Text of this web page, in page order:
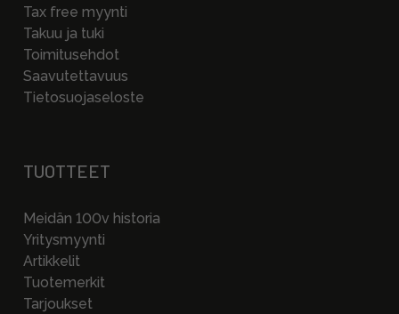
Tax free myynti
Takuu ja tuki
Toimitusehdot
Saavutettavuus
Tietosuojaseloste
TUOTTEET
Meidän 100v historia
Yritysmyynti
Artikkelit
Tuotemerkit
Tarjoukset